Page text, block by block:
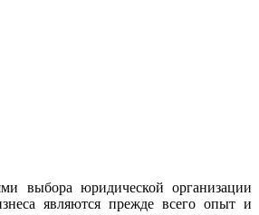
выбора юридической организации
являются прежде всего опыт и